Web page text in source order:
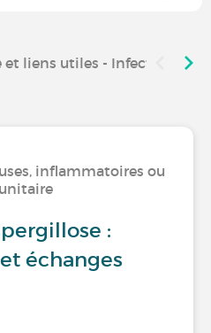
et liens utiles - Infections,
inflammatoires ou
:
échanges